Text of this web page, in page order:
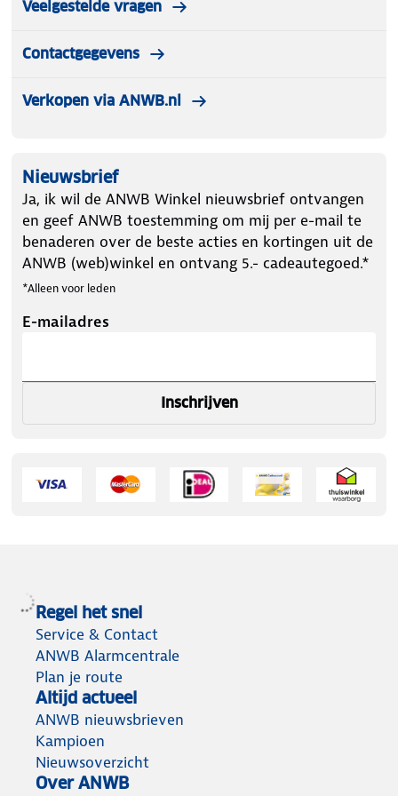
materiaal behoudt de vorm en biedt maximale
draagcomfort. Thermisch binnenvelours is aan de
ademend, sneldrogend, robuust en
Let op kleding mag worden gepast maar niet
worden gedragen. Artikelen die zijn gedragen
worden niet teruggenomen.
Veelgestelde vragen
Contactgegevens
Verkopen via ANWB.nl
Nieuwsbrief
Ja, ik wil de ANWB Winkel nieuwsbrief ontvangen
en geef ANWB toestemming om mij per e-mail te
benaderen over de beste acties en kortingen uit de
ANWB (web)winkel en ontvang 5.- cadeautegoed.*
*Alleen voor leden
E-mailadres
Inschrijven
Regel het snel
Service & Contact
ANWB Alarmcentrale
Plan je route
Altijd actueel
ANWB nieuwsbrieven
Kampioen
Nieuwsoverzicht
Over ANWB